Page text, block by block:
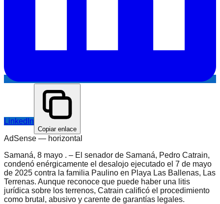
LinkedIn
Copiar enlace
AdSense — horizontal
Samaná, 8 mayo . – El senador de Samaná, Pedro Catrain,
condenó enérgicamente el desalojo ejecutado el 7 de mayo
de 2025 contra la familia Paulino en Playa Las Ballenas, Las
Terrenas. Aunque reconoce que puede haber una litis
jurídica sobre los terrenos, Catrain calificó el procedimiento
como brutal, abusivo y carente de garantías legales.